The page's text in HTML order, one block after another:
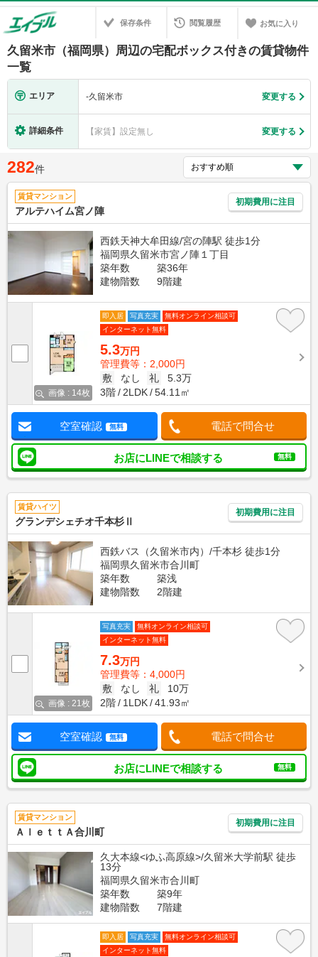
保存条件 閲覧履歴 お気に入り
久留米市（福岡県）周辺の宅配ボックス付きの賃貸物件
一覧
エリア -久留米市 変更する
詳細条件 【家賃】設定無し 変更する
282件
賃貸マンション
アルテハイム宮ノ陣
初期費用に注目
西鉄天神大牟田線/宮の陣駅 徒歩1分
福岡県久留米市宮ノ陣１丁目
築年数
築36年
建物階数
9階建
画像 : 14枚
即入居 写真充実
無料オンライン相談可
インターネット無料
5.3万円
管理費等：2,000円
敷
なし 礼
5.3万
3階
2LDK 54.11㎡
空室確認 無料 電話で問合せ
お店にLINEで相談する 無料
賃貸ハイツ
グランデシェチオ千本杉Ⅱ
初期費用に注目
西鉄バス（久留米市内）/千本杉 徒歩1分
福岡県久留米市合川町
築年数
築浅
建物階数
2階建
画像 : 21枚
写真充実
無料オンライン相談可
インターネット無料
7.3万円
管理費等：4,000円
敷
なし 礼
10万
2階
1LDK 41.93㎡
空室確認 無料 電話で問合せ
お店にLINEで相談する 無料
賃貸マンション
ＡｌｅｔｔＡ合川町
初期費用に注目
久大本線<ゆふ高原線>/久留米大学前駅 徒歩
13分
福岡県久留米市合川町
築年数
築9年
建物階数
7階建
即入居 写真充実
無料オンライン相談可
インターネット無料